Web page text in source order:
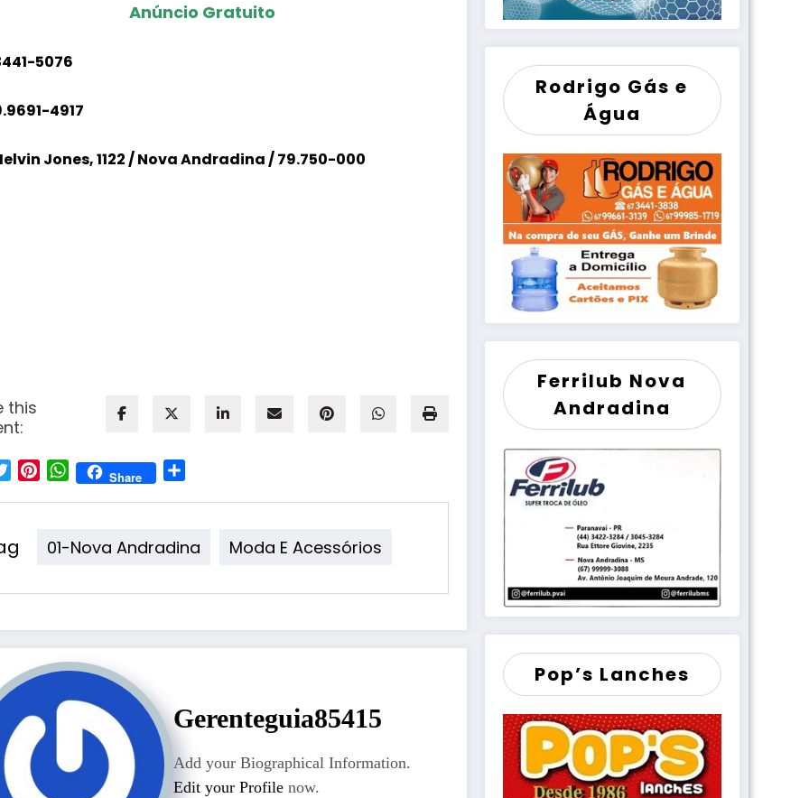
Anúncio Gratuito
5076
4917
Jones, 1122 / Nova Andradina / 79.750-000
this
TwitterPinterestWhatsApp
Share
01-Nova Andradina Moda E Acessórios
Gerenteguia85415
Add your Biographical Information.
Edit your Profilenow.
Rodrigo Gás e
Água
Ferrilub Nova
Andradina
Pop’s Lanches